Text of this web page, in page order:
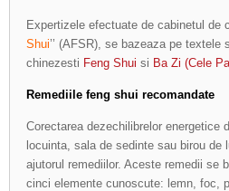
Expertizele efectuate de cabinetul de
Shui’’ (AFSR), se bazeaza pe textele
chinezesti Feng Shui si Ba Zi (Cele
Remediile feng shui recomandate
Corectarea dezechilibrelor energetice
locuinta, sala de sedinte sau birou de
ajutorul remediilor. Aceste remedii se
cinci elemente cunoscute: lemn, foc,